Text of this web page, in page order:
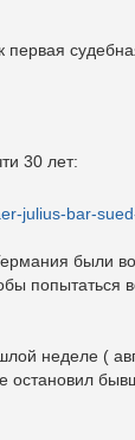
30 лет:
julius-bar-
были
попытаться
неделе (